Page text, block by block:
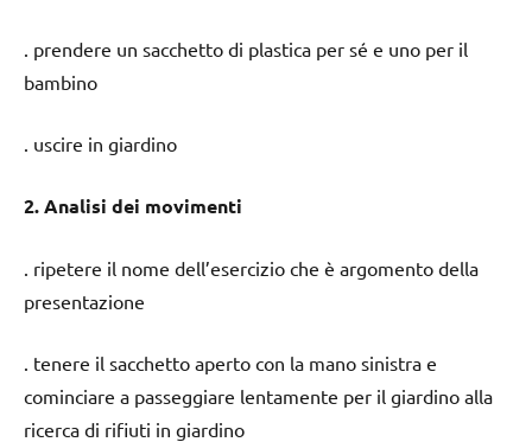
. prendere un sacchetto di plastica per sé e uno per il
bambino
. uscire in giardino
2. Analisi dei movimenti
. ripetere il nome dell’esercizio che è argomento della
presentazione
. tenere il sacchetto aperto con la mano sinistra e
cominciare a passeggiare lentamente per il giardino alla
ricerca di rifiuti in giardino